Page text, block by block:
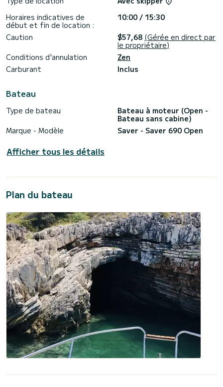
Horaires indicatives de
début et fin de location :
10:00 / 15:30
Caution
$57,68 (Gérée en direct par
le propriétaire)
Conditions d'annulation
Zen
Carburant
Inclus
Bateau
Type de bateau
Bateau à moteur (Open -
Bateau sans cabine)
Marque - Modèle
Saver - Saver 690 Open
Afficher tous les détails
Plan du bateau